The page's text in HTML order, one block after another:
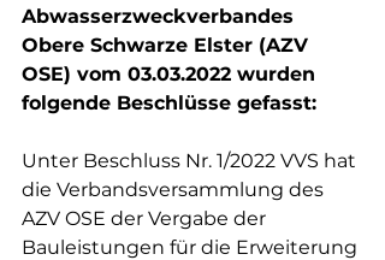
Abwasserzweckverbandes
Obere Schwarze Elster (AZV
OSE) vom 03.03.2022 wurden
folgende Beschlüsse gefasst:
Unter Beschluss Nr. 1/2022 VVS hat
die Verbandsversammlung des
AZV OSE der Vergabe der
Bauleistungen für die Erweiterung